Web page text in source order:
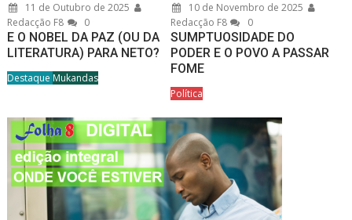
11 de Outubro de 2025
Redacção F8
0
E O NOBEL DA PAZ (OU DA
LITERATURA) PARA NETO?
Destaque Mukandas
10 de Novembro de 2025
Redacção F8
0
SUMPTUOSIDADE DO
PODER E O POVO A PASSAR
FOME
Política